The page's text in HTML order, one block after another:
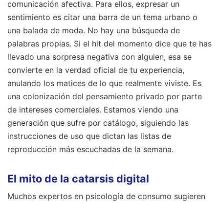
comunicación afectiva. Para ellos, expresar un
sentimiento es citar una barra de un tema urbano o
una balada de moda. No hay una búsqueda de
palabras propias. Si el hit del momento dice que te has
llevado una sorpresa negativa con alguien, esa se
convierte en la verdad oficial de tu experiencia,
anulando los matices de lo que realmente viviste. Es
una colonización del pensamiento privado por parte
de intereses comerciales. Estamos viendo una
generación que sufre por catálogo, siguiendo las
instrucciones de uso que dictan las listas de
reproducción más escuchadas de la semana.
El mito de la catarsis digital
Muchos expertos en psicología de consumo sugieren